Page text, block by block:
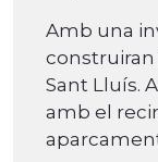
Amb una
construiran
Sant Lluís.
amb el